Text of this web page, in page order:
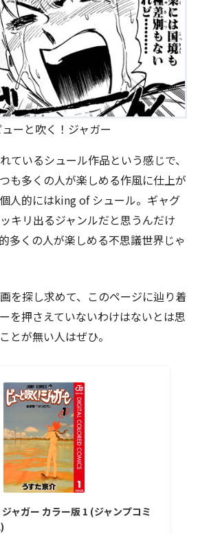
ーと吹く！ジャガー
ているシュール作品という感じで、
も多くの人が楽しめる作風に仕上が
人的にはking of シュール。ギャグ
キリ出るジャンルだと思うんだけ
多くの人が楽しめる不思議世界じゃ
を探し求めて、このページに辿り着
を押さえていないわけはないとは思
とが無い人はぜひ。
ャガー カラー版 1 (ジャンプコミ